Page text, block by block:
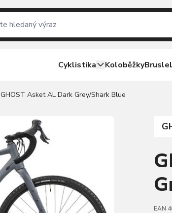
Cyklistika KoloběžkyBrusle
GHOST Asket AL Dark Grey/Shark Blue
EAN